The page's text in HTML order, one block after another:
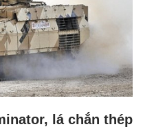
lá chắn thép